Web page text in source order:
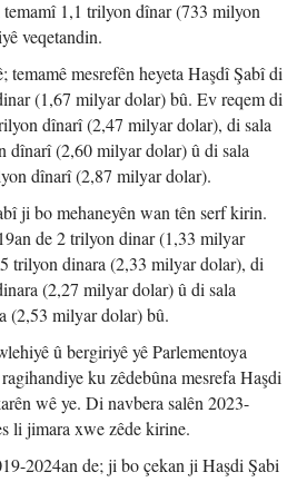
1,1 trilyon dînar (733 milyon
veqetandin.
mesrefên heyeta Haşdî Şabî di
(1,67 milyar dolar) bû. Ev reqem di
dînarî (2,47 milyar dolar), di sala
dînarî (2,60 milyar dolar) û di sala
dînarî (2,87 milyar dolar).
ji bo mehaneyên wan tên serf kirin.
de 2 trilyon dinar (1,33 milyar
trilyon dinara (2,33 milyar dolar), di
(2,27 milyar dolar) û di sala
(2,53 milyar dolar) bû.
û bergiriyê yê Parlementoya
ku zêdebûna mesrefa Haşdi
wê ye. Di navbera salên 2023-
li jimara xwe zêde kirine.
2024an de; ji bo çekan ji Haşdi Şabi